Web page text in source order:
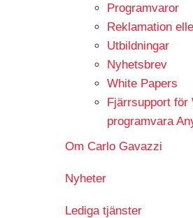
Programvaror
Reklamation
Utbildningar
Nyhetsbrev
White Papers
Fjärrsupport för
programvara
Om Carlo Gavazzi
Nyheter
Lediga tjänster